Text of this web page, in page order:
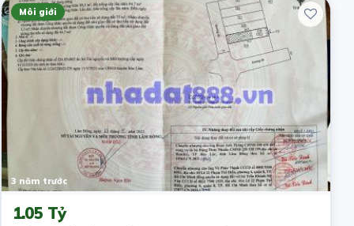
Môi giới
3 năm trước
1.05 Tỷ